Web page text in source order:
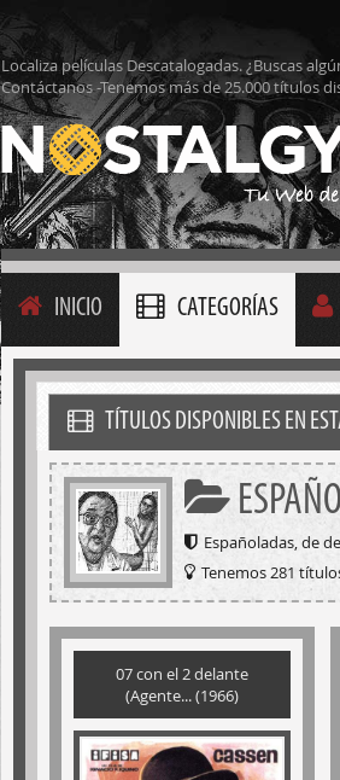
Localiza películas Descatalogadas. ¿Buscas
Contáctanos -Tenemos más de 25.000 títulos
INICIO CATEGORÍAS
TÍTULOS DISPONIBLES EN
Españoladas, de
Tenemos 281
07 con el 2 delante
(Agente... (1966)